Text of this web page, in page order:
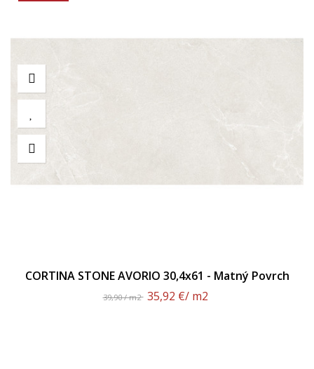
CORTINA STONE AVORIO 30,4x61 - Matný Povrch
39,90 / m2 35,92 €/ m2